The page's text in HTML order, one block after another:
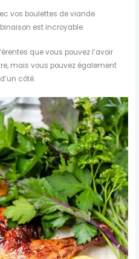
vos boulettes de viande
est incroyable.
que vous pouvez l’avoir
mais vous pouvez également
côté.